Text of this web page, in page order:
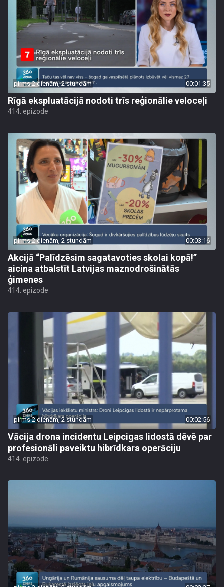
pirms 2 dienām, 2 stundām 00:01:35
Rīgā ekspluatācijā nodoti trīs reģionālie veloceļi
414. epizode
pirms 2 dienām, 2 stundām 00:03:16
Akcijā “Palīdzēsim sagatavoties skolai kopā!”
aicina atbalstīt Latvijas maznodrošinātās
ģimenes
414. epizode
pirms 2 dienām, 2 stundām 00:02:56
Vācija drona incidentu Leipcigas lidostā dēvē par
profesionāli paveiktu hibrīdkara operāciju
414. epizode